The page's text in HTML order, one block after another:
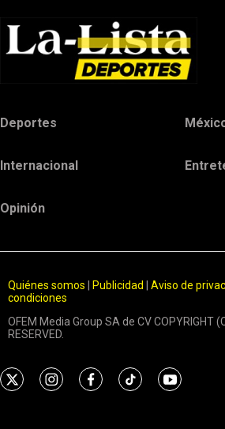
Deportes
Internacional
Opinión
Quiénes somos Publicidad Aviso de
condiciones
OFEM Media Group SA de CV COPYRIGHT
RESERVED.
t
i
f
t
y